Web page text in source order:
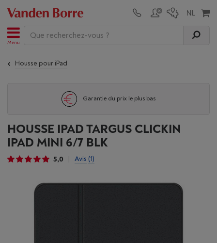
Menu
Housse pour iPad
Garantie du prix le plus bas
HOUSSE IPAD TARGUS CLICKIN
IPAD MINI 6/7 BLK
5,0 Avis (1)